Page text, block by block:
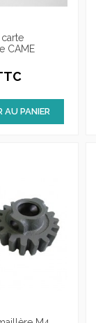
CAME
AU PANIER